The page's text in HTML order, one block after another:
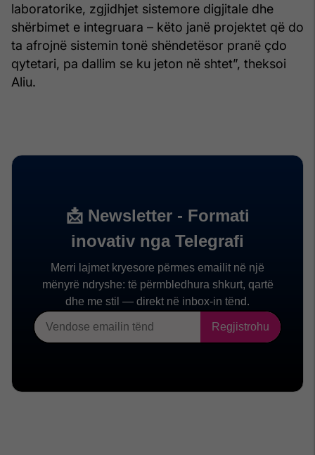
laboratorike, zgjidhjet sistemore digjitale dhe
shërbimet e integruara – këto janë projektet që do
ta afrojnë sistemin tonë shëndetësor pranë çdo
qytetari, pa dallim se ku jeton në shtet”, theksoi
Aliu.